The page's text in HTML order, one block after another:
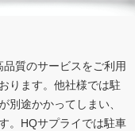
質のサービスをご利用
ります。他社様では駐
別途かかってしまい、
。HQサプライでは駐車